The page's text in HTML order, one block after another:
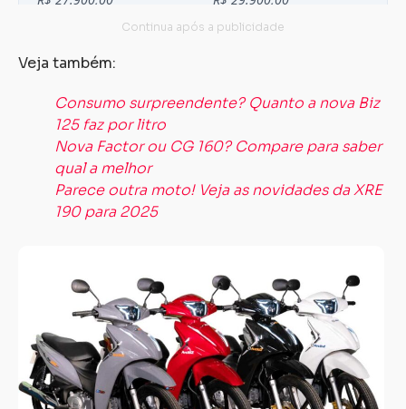
Veja também:
Consumo surpreendente? Quanto a nova Biz
125 faz por litro
Nova Factor ou CG 160? Compare para saber
qual a melhor
Parece outra moto! Veja as novidades da XRE
190 para 2025